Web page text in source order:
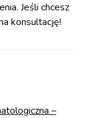
Jeśli chcesz
konsultację!
–